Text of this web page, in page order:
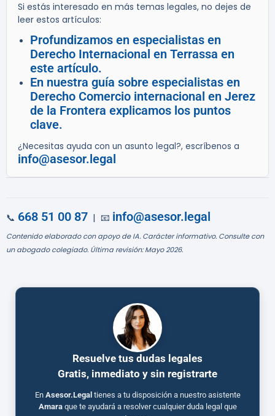
Si estás interesado en más temas legales, no dejes de
leer estos artículos:
Profundizamos en especialistas en
Derecho Internacional en Terrassa en
este artículo.
En nuestra guía sobre especialistas en
Derecho Comercio internacional en Jerez
de la Frontera explicamos los puntos
clave.
¿Necesitas ayuda con un asunto legal?, escríbenos a
info@asesor.legal
📞 668 51 00 87 | 📧 info@asesor.legal
Contenido elaborado con apoyo de IA. Carácter informativo. Consulte con
un abogado colegiado. Última revisión: Mayo 2026.
Resuelve tus dudas legales
Gratis, inmediato y sin registrarte
En Asesor.Legal tienes a tu disposición a nuestro asistente
Amaraque te ayudará a resolver cualquier duda legal que